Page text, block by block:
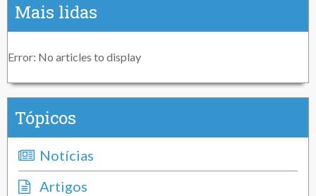
Mais lidas
Error: No articles to display
Tópicos
Notícias
Artigos